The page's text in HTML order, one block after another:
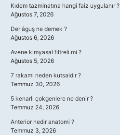
Kıdem tazminatına hangi faiz uygulanır ?
Ağustos 7, 2026
Der âguş ne demek ?
Ağustos 6, 2026
Avene kimyasal filtreli mi ?
Ağustos 5, 2026
7 rakamı neden kutsaldır ?
Temmuz 30, 2026
5 kenarlı çokgenlere ne denir ?
Temmuz 24, 2026
Anterior nedir anatomi ?
Temmuz 3, 2026